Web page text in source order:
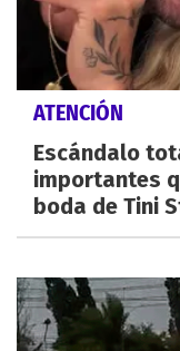
ATENCIÓN
Escándalo
importantes
boda de Tini